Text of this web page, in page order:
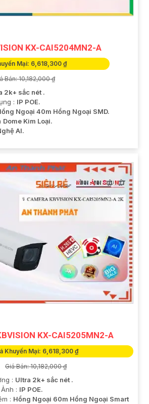
KX-CAI5204MN2-A
Mại: 6,618,300 ₫
Bán: 10,182,000 ₫
2k+ sắc nét .
: IP POE.
Ngoại 40m Hồng Ngoại SMD.
Dome Kim Loại.
AI.
KX-CAI5205MN2-A
Khuyến Mại: 6,618,300 ₫
Giá Bán: 10,182,000 ₫
: Ultra 2k+ sắc nét .
: IP POE.
: Hồng Ngoại 60m Hồng Ngoại Smart